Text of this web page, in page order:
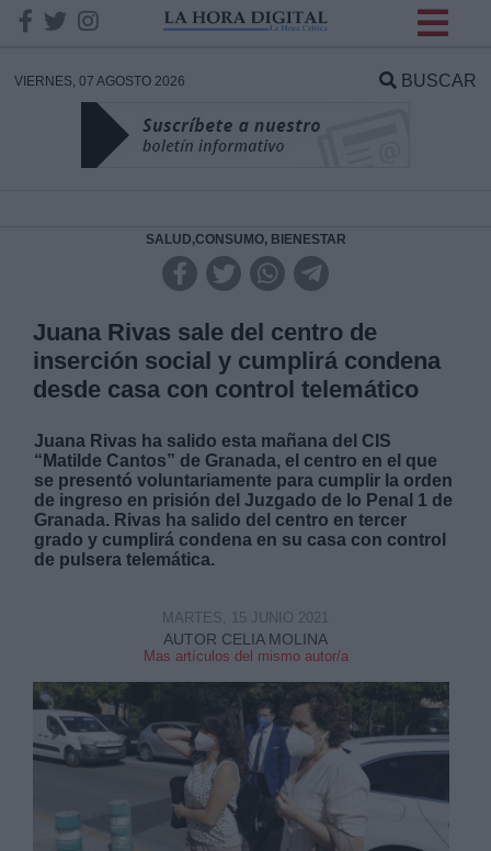
VIERNES, 07 AGOSTO 2026 BUSCAR
SALUD,CONSUMO, BIENESTAR
Juana Rivas sale del centro de
inserción social y cumplirá condena
desde casa con control telemático
Juana Rivas ha salido esta mañana del CIS
“Matilde Cantos” de Granada, el centro en el que
se presentó voluntariamente para cumplir la orden
de ingreso en prisión del Juzgado de lo Penal 1 de
Granada. Rivas ha salido del centro en tercer
grado y cumplirá condena en su casa con control
de pulsera telemática.
AUTOR CELIA MOLINA
Mas artículos del mismo autor/a
MARTES, 15 JUNIO 2021
DATOS
Responsable:
Legitimación:
Destinatarios:
Información adicional
link